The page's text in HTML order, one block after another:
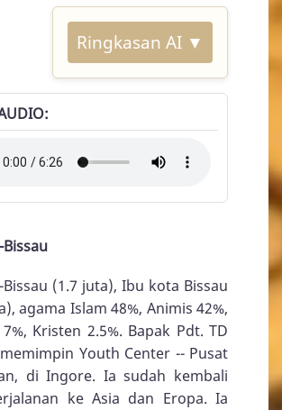
Ringkasan AI ▼
Bissau (1.7 juta), Ibu kota Bissau
agama Islam 48%, Animis 42%,
Kristen 2.5%. Bapak Pdt. TD
memimpin Youth Center -- Pusat
di Ingore. Ia sudah kembali
ke Asia dan Eropa. Ia